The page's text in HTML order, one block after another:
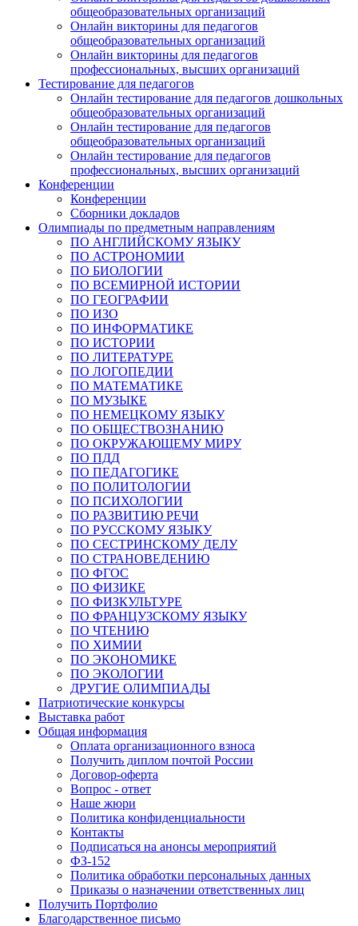
общеобразовательных организаций
Онлайн викторины для педагогов
общеобразовательных организаций
Онлайн викторины для педагогов
профессиональных, высших организаций
Тестирование для педагогов
Онлайн тестирование для педагогов дошкольных
общеобразовательных организаций
Онлайн тестирование для педагогов
общеобразовательных организаций
Онлайн тестирование для педагогов
профессиональных, высших организаций
Конференции
Конференции
Сборники докладов
Олимпиады по предметным направлениям
ПО АНГЛИЙСКОМУ ЯЗЫКУ
ПО АСТРОНОМИИ
ПО БИОЛОГИИ
ПО ВСЕМИРНОЙ ИСТОРИИ
ПО ГЕОГРАФИИ
ПО ИЗО
ПО ИНФОРМАТИКЕ
ПО ИСТОРИИ
ПО ЛИТЕРАТУРЕ
ПО ЛОГОПЕДИИ
ПО МАТЕМАТИКЕ
ПО МУЗЫКЕ
ПО НЕМЕЦКОМУ ЯЗЫКУ
ПО ОБЩЕСТВОЗНАНИЮ
ПО ОКРУЖАЮЩЕМУ МИРУ
ПО ПДД
ПО ПЕДАГОГИКЕ
ПО ПОЛИТОЛОГИИ
ПО ПСИХОЛОГИИ
ПО РАЗВИТИЮ РЕЧИ
ПО РУССКОМУ ЯЗЫКУ
ПО СЕСТРИНСКОМУ ДЕЛУ
ПО СТРАНОВЕДЕНИЮ
ПО ФГОС
ПО ФИЗИКЕ
ПО ФИЗКУЛЬТУРЕ
ПО ФРАНЦУЗСКОМУ ЯЗЫКУ
ПО ЧТЕНИЮ
ПО ХИМИИ
ПО ЭКОНОМИКЕ
ПО ЭКОЛОГИИ
ДРУГИЕ ОЛИМПИАДЫ
Патриотические конкурсы
Выставка работ
Общая информация
Оплата организационного взноса
Получить диплом почтой России
Договор-оферта
Вопрос - ответ
Наше жюри
Политика конфиденциальности
Контакты
Подписаться на анонсы мероприятий
ФЗ-152
Политика обработки персональных данных
Приказы о назначении ответственных лиц
Получить Портфолио
Благодарственное письмо